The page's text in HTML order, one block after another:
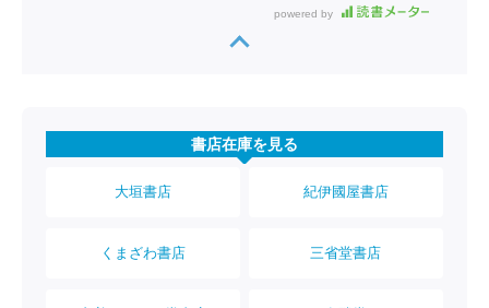
powered by
書店在庫を見る
大垣書店 紀伊國屋書店
くまざわ書店 三省堂書店